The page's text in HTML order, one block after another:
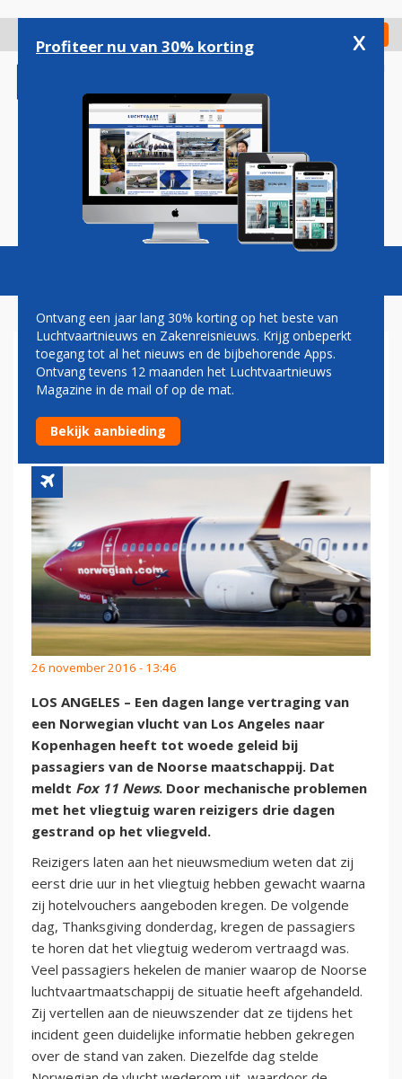
gaan
Check in
Magazine Podcasts Vacatures
WOEDE BIJ NORWEGIAN
PASSAGIERS NA EXCESSIEVE
VERTRAGING OP LAX
26 november 2016 - 13:46
LOS ANGELES – Een dagen lange vertraging van
een Norwegian vlucht van Los Angeles naar
Kopenhagen heeft tot woede geleid bij
passagiers van de Noorse maatschappij. Dat
meldt Fox 11 News. Door mechanische problemen
met het vliegtuig waren reizigers drie dagen
gestrand op het vliegveld.
Reizigers laten aan het nieuwsmedium weten dat zij
eerst drie uur in het vliegtuig hebben gewacht waarna
zij hotelvouchers aangeboden kregen. De volgende
dag, Thanksgiving donderdag, kregen de passagiers
te horen dat het vliegtuig wederom vertraagd was.
Veel passagiers hekelen de manier waarop de Noorse
luchtvaartmaatschappij de situatie heeft afgehandeld.
Zij vertellen aan de nieuwszender dat ze tijdens het
incident geen duidelijke informatie hebben gekregen
over de stand van zaken. Diezelfde dag stelde
Profiteer nu van 30% korting x
Ontvang een jaar lang 30% korting op het beste van
Luchtvaartnieuws en Zakenreisnieuws. Krijg onbeperkt
toegang tot al het nieuws en de bijbehorende Apps.
Ontvang tevens 12 maanden het Luchtvaartnieuws
Magazine in de mail of op de mat.
Bekijk aanbieding